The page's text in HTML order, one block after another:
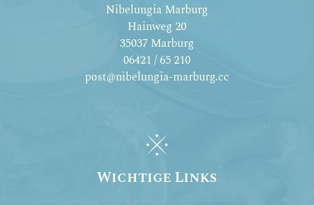
Nibelungia Marburg
Hainweg 20
35037 Marburg
06421 / 65 210
post@nibelungia-marburg.cc
Wichtige Links